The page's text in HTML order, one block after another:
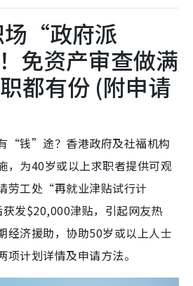
场“政府派
免资产审查做满
都有份 (附申请
“钱”途？香港政府及社福机构
，为40岁或以上求职者提供可观
劳工处“再就业津贴试行计
发$20,000津贴，引起网友热
经济援助，协助50岁或以上人士
计划详情及申请方法。